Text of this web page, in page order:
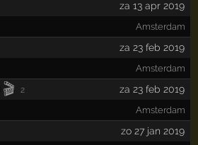
za 13 apr 2019
Amsterdam
za 23 feb 2019
Amsterdam
🎬 2 za 23 feb 2019
Amsterdam
zo 27 jan 2019